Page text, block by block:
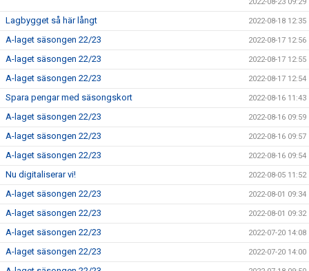
Lagbygget så här långt 2022-08-18 12:35
A-laget säsongen 22/23 2022-08-17 12:56
A-laget säsongen 22/23 2022-08-17 12:55
A-laget säsongen 22/23 2022-08-17 12:54
Spara pengar med säsongskort 2022-08-16 11:43
A-laget säsongen 22/23 2022-08-16 09:59
A-laget säsongen 22/23 2022-08-16 09:57
A-laget säsongen 22/23 2022-08-16 09:54
Nu digitaliserar vi! 2022-08-05 11:52
A-laget säsongen 22/23 2022-08-01 09:34
A-laget säsongen 22/23 2022-08-01 09:32
A-laget säsongen 22/23 2022-07-20 14:08
A-laget säsongen 22/23 2022-07-20 14:00